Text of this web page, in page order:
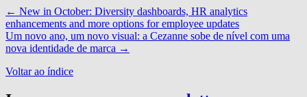
← New in October: Diversity dashboards, HR analytics
enhancements and more options for employee updates
Um novo ano, um novo visual: a Cezanne sobe de nível com uma
nova identidade de marca →
Voltar ao índice